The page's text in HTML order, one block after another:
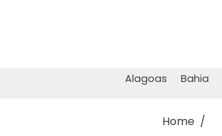
Alagoas Bahia
Home